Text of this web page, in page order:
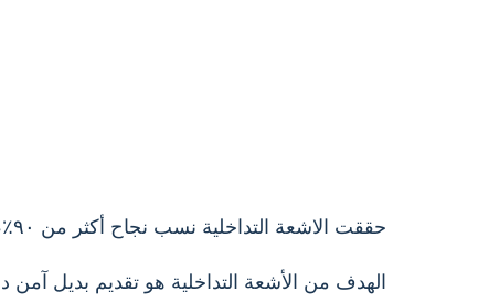
حققت الاشعة التداخلية نسب نجاح أكثر من ٩٠٪، و يكتسب هذا العلاج إعجاب وإقبال الغالبية العظمى من المرضى في انجلترا لفعاليته وقلة مضاعفاته.
الهدف من الأشعة التداخلية هو تقديم بديل